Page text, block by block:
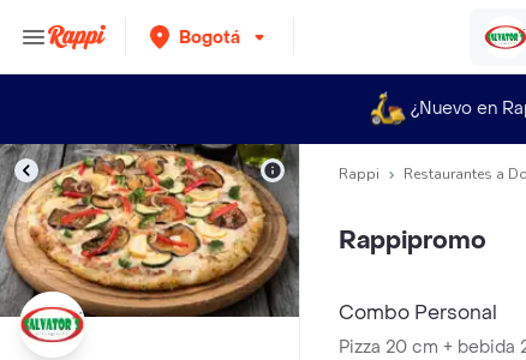
Bogotá
¿Nuevo en
Rappi Restaurantes a
Rappipromo
Combo Personal
Pizza 20 cm + bebida